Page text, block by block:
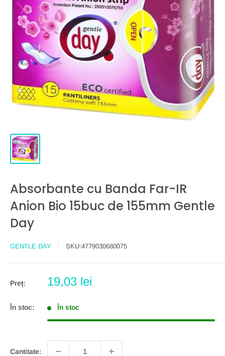
Absorbante cu Banda Far-IR
Anion Bio 15buc de 155mm Gentle
Day
GENTLE DAY SKU:4779030680075
Preț:
Preț
19,03 lei
În stoc: În stoc
Cantitate: